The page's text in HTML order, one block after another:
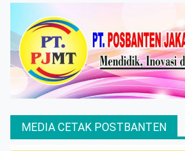
MEDIA CETAK POSTBANTEN